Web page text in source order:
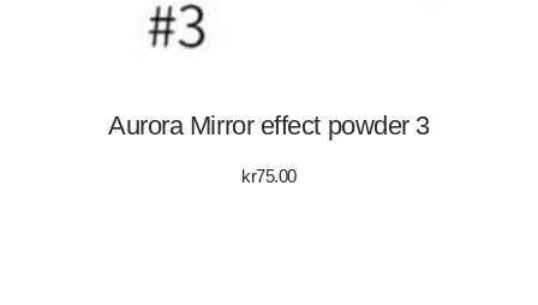
Aurora Mirror effect powder 3
kr75.00